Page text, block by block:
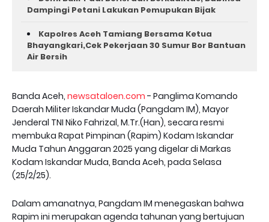
Dampingi Petani Lakukan Pemupukan Bijak
Kapolres Aceh Tamiang Bersama Ketua
Bhayangkari,Cek Pekerjaan 30 Sumur Bor Bantuan
Air Bersih
Banda Aceh, newsataloen.com - Panglima Komando
Daerah Militer Iskandar Muda (Pangdam IM), Mayor
Jenderal TNI Niko Fahrizal, M.Tr.(Han), secara resmi
membuka Rapat Pimpinan (Rapim) Kodam Iskandar
Muda Tahun Anggaran 2025 yang digelar di Markas
Kodam Iskandar Muda, Banda Aceh, pada Selasa
(25/2/25).
Dalam amanatnya, Pangdam IM menegaskan bahwa
Rapim ini merupakan agenda tahunan yang bertujuan